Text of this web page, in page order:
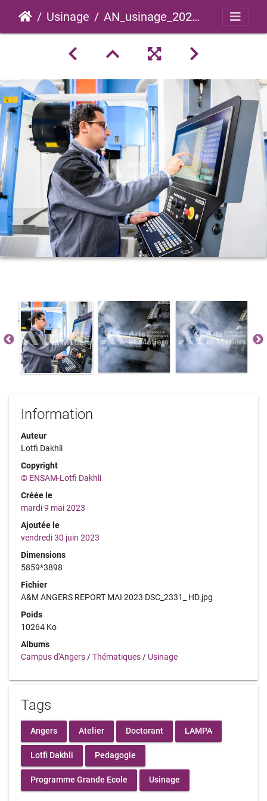
Usinage AN_usinage_2023_0027
Information
Auteur
Lotfi Dakhli
Copyright
© ENSAM-Lotfi Dakhli
Créée le
mardi 9 mai 2023
Ajoutée le
vendredi 30 juin 2023
Dimensions
5859*3898
Fichier
A&M ANGERS REPORT MAI 2023 DSC_2331_ HD.jpg
Poids
10264 Ko
Albums
Campus d'Angers /Thématiques / Usinage
Tags
Angers Atelier Doctorant LAMPA
Lotfi Dakhli Pedagogie
Programme Grande Ecole Usinage